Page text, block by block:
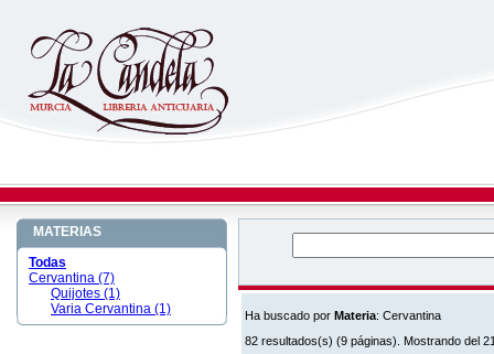
MATERIAS
Todas
Cervantina (7)
Quijotes (1)
Varia Cervantina (1)
Ha buscado por Materia: Cervantina
82 resultados(s) (9 páginas). Mostrando del